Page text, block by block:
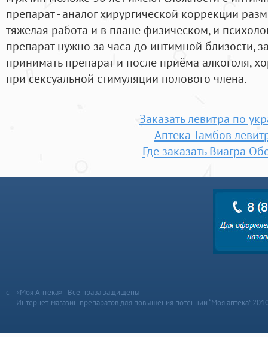
препарат - аналог хирургической коррекции
тяжелая работа и в плане физическом, и
препарат нужно за часа до интимной близости,
принимать препарат и после приёма алкоголя,
при сексуальной стимуляции полового члена.
Заказать левитра по
Аптека Тамбов
Где заказать Виагра
«Моя Аптека» | Все права защищены
Интернет-магазин препаратов для повышения потенции “Моя аптека”